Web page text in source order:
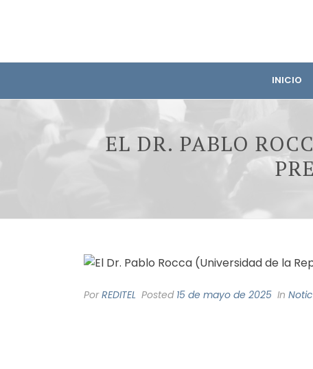
INICIO
EL DR. PABLO
PorREDITEL Posted 15 de mayo de 2025 In